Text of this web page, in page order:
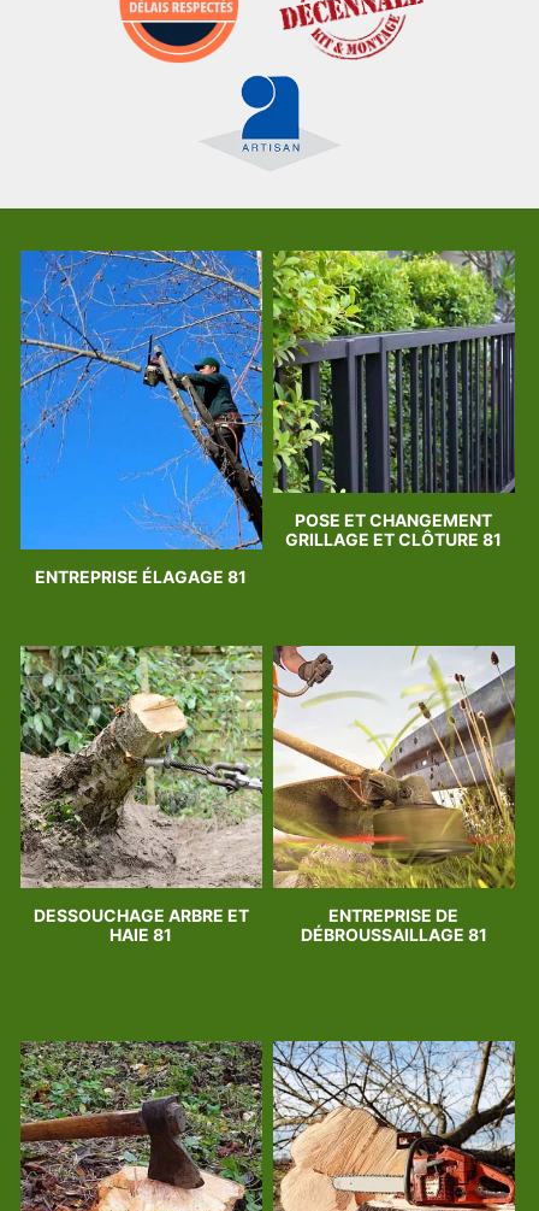
ENTREPRISE ÉLAGAGE 81
POSE ET CHANGEMENT
GRILLAGE ET CLÔTURE 81
DESSOUCHAGE ARBRE ET
HAIE 81
ENTREPRISE DE
DÉBROUSSAILLAGE 81